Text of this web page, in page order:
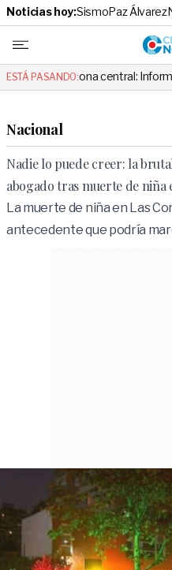
Noticias hoy:SismoPaz Álvarez
ESTÁ PASANDO:
central: Informe oficial
Nacional
Nadie lo puede creer: la
abogado tras muerte de niña
La muerte de niña en Las
antecedente que podría